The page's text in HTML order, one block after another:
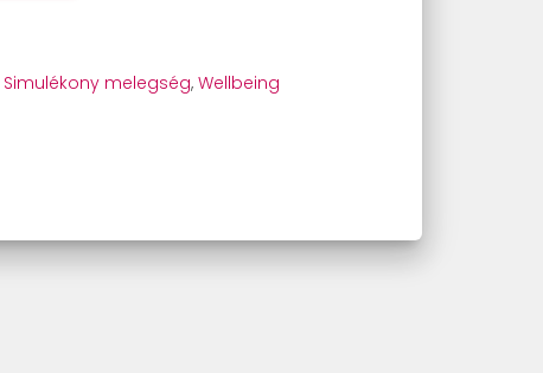
Simulékony melegség, Wellbeing